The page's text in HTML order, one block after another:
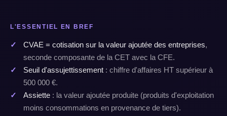
L'ESSENTIEL EN BREF
CVAE = cotisation sur la valeur ajoutée des entreprises,
seconde composante de la CET avec la CFE.
Seuil d'assujettissement : chiffre d'affaires HT supérieur à
500 000 €.
Assiette : la valeur ajoutée produite (produits d'exploitation
moins consommations en provenance de tiers).